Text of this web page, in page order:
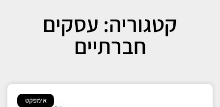
קטגוריה: עסקים
חברתיים
אימפקט